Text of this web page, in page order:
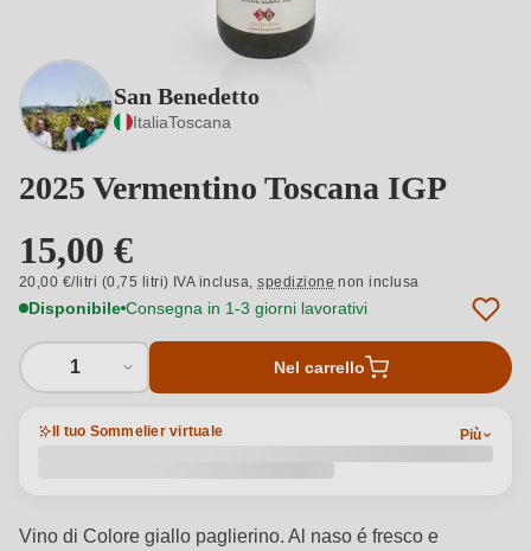
San Benedetto
ItaliaToscana
2025 Vermentino Toscana IGP
15,00 €
20,00 €/litri (0,75 litri) IVA inclusa,spedizione non inclusa
Disponibile Consegna in 1-3 giorni lavorativi
1 Nel carrello
Il tuo Sommelier virtuale Più
Vino di Colore giallo paglierino. Al naso é fresco e